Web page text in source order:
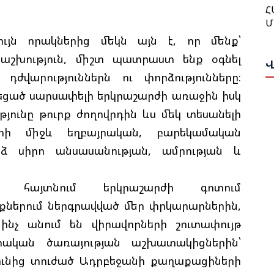
որակներից մեկն այն է, որ մենք՝
միշտ պատրաստ ենք օգնել
ու փորձությունները։
սարսափելի երկրաշարժի առաջին իսկ
թուրք ժողովրդին ևս մեկ տեսանելի
միջև եղբայրական, բարեկամական
սիրո անսասանության, ամրության և
երկրաշարժի գոտում
ներգրավված մեր փրկարարներին,
անում են վիրավորների շուտափույթ
ծառայության աշխատակիցներին՝
տուժած Ադրբեջանի քաղաքացիների